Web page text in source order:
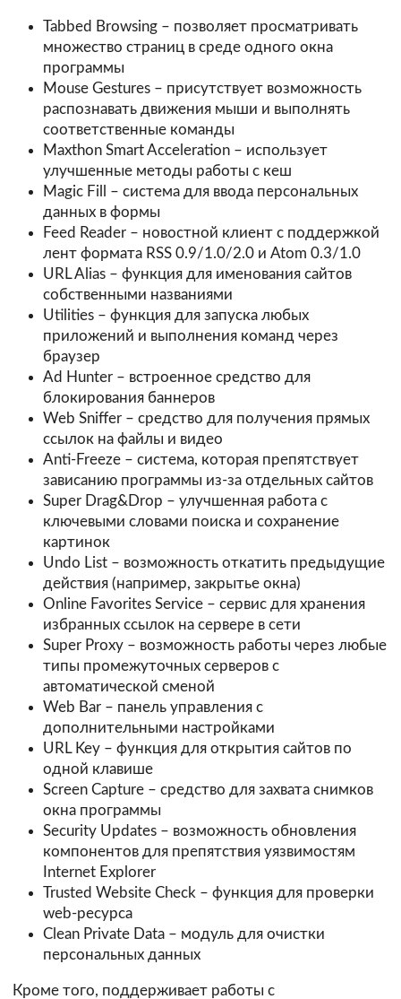
Tabbed Browsing – позволяет просматривать
множество страниц в среде одного окна
программы
Mouse Gestures – присутствует возможность
распознавать движения мыши и выполнять
соответственные команды
Maxthon Smart Acceleration – использует
улучшенные методы работы с кеш
Magic Fill – система для ввода персональных
данных в формы
Feed Reader – новостной клиент с поддержкой
лент формата RSS 0.9/1.0/2.0 и Atom 0.3/1.0
URL Alias – функция для именования сайтов
собственными названиями
Utilities – функция для запуска любых
приложений и выполнения команд через
браузер
Ad Hunter – встроенное средство для
блокирования баннеров
Web Sniffer – средство для получения прямых
ссылок на файлы и видео
Anti-Freeze – система, которая препятствует
зависанию программы из-за отдельных сайтов
Super Drag&Drop – улучшенная работа с
ключевыми словами поиска и сохранение
картинок
Undo List – возможность откатить предыдущие
действия (например, закрытье окна)
Online Favorites Service – сервис для хранения
избранных ссылок на сервере в сети
Super Proxy – возможность работы через любые
типы промежуточных серверов с
автоматической сменой
Web Bar – панель управления с
дополнительными настройками
URL Key – функция для открытия сайтов по
одной клавише
Screen Capture – средство для захвата снимков
окна программы
Security Updates – возможность обновления
компонентов для препятствия уязвимостям
Internet Explorer
Trusted Website Check – функция для проверки
web-ресурса
Clean Private Data – модуль для очистки
персональных данных
Кроме того, поддерживает работы с